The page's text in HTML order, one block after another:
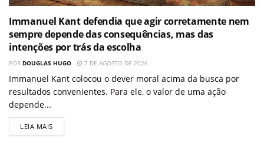
Immanuel Kant defendia que agir corretamente nem
sempre depende das consequências, mas das
intenções por trás da escolha
POR DOUGLAS HUGO 7 DE AGOSTO DE 2026
Immanuel Kant colocou o dever moral acima da busca por
resultados convenientes. Para ele, o valor de uma ação
depende...
LEIA MAIS